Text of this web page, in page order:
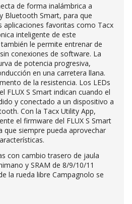
de forma inalámbrica a
Bluetooth Smart, para que
aplicaciones favoritas como Tacx
inteligente de este
le permite entrenar de
conexiones de software. La
de potencia progresiva,
en una carretera llana.
de la resistencia. Los LEDs
FLUX S Smart indican cuando el
y conectado a un dispositivo a
Con la Tacx Utility App,
el firmware del FLUX S Smart
que siempre pueda aprovechar
con cambio trasero de jaula
y SRAM de 8/9/10/11
la rueda libre Campagnolo se